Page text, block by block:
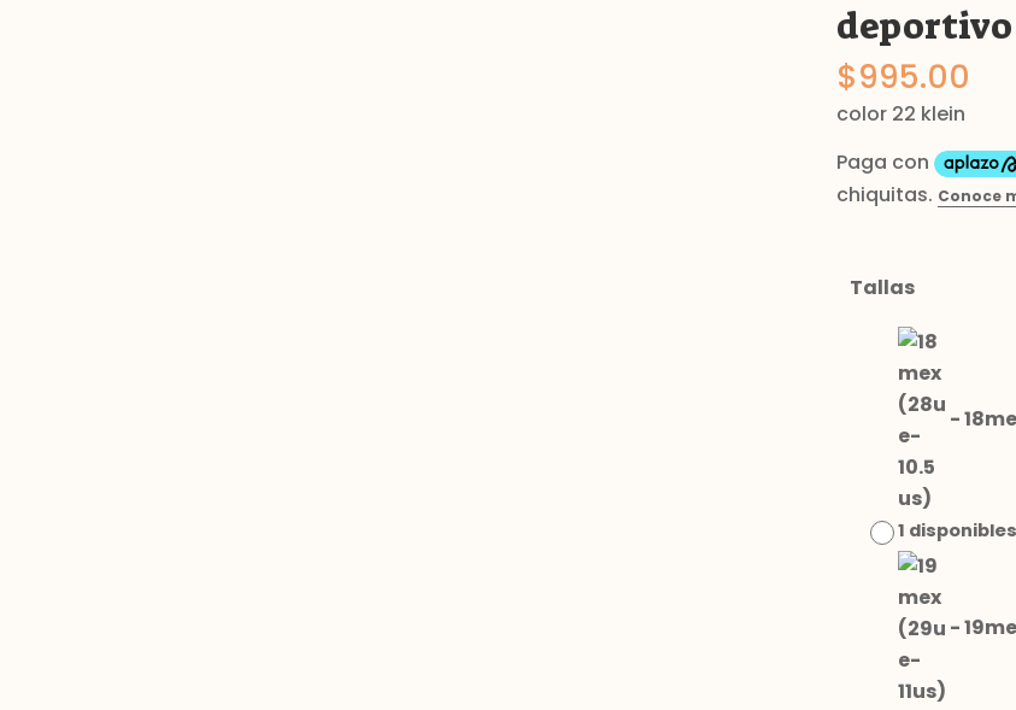
$995.00
color 22 klein
Tallas
-
1 disponibles
-